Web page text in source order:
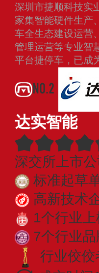
深圳市捷顺科技实
家集智能硬件生产
车全生态建设运营
管理运营等专业智
平台捷停车，已成
NO.2
达实智能
深交所上市公
标准起草
高新技术
1个行业
7个行业
行业佼佼